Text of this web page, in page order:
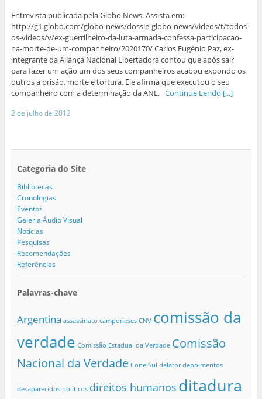
Entrevista publicada pela Globo News. Assista em:
http://g1.globo.com/globo-news/dossie-globo-news/videos/t/todos-
os-videos/v/ex-guerrilheiro-da-luta-armada-confessa-participacao-
na-morte-de-um-companheiro/2020170/ Carlos Eugênio Paz, ex-
integrante da Aliança Nacional Libertadora contou que após sair
para fazer um ação um dos seus companheiros acabou expondo os
outros a prisão, morte e tortura. Ele afirma que executou o seu
companheiro com a determinação da ANL. Continue Lendo [...]
2 de julho de 2012
Categoria do Site
Bibliotecas
Cronologias
Eventos
Galeria Áudio Visual
Notícias
Pesquisas
Recomendações
Referências
Palavras-chave
Argentina assassinato camponeses CNV comissão da
verdade Comissão Estadual da Verdade Comissão
Nacional da Verdade Cone Sul delator depoimentos
desaparecidos políticos direitos humanos ditadura